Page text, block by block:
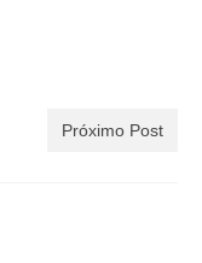
Próximo Post